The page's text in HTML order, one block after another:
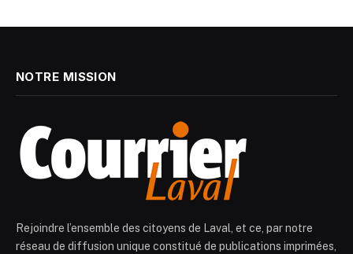
NOTRE MISSION
Rejoindre l’ensemble des citoyens de Laval, et ce, par notre
réseau de diffusion unique constitué de publications imprimées,